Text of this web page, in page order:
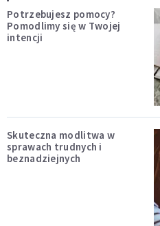
Potrzebujesz pomocy?
Pomodlimy się w Twojej
intencji
Skuteczna modlitwa w
sprawach trudnych i
beznadziejnych